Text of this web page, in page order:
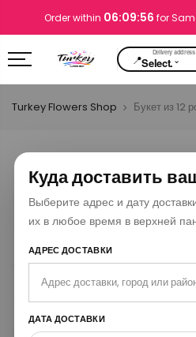
Order within 06:09:56 for
📍Select.⌄
Куда доставить
Выберите адрес и дату
их в любое время в верхней
АДРЕС ДОСТАВКИ
ДАТА ДОСТАВКИ
Turkey Flowers Shop Букет из 12